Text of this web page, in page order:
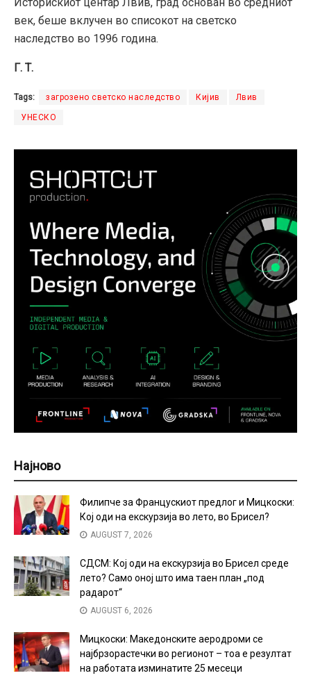
век, беше вклучен во списокот на светско
наследство во 1996 година.
Г. Т.
Tags: загрозено светско наследство Кијив Лвив
УНЕСКО
Најново
Филипче за Францускиот предлог и Мицкоски:
Кој оди на екскурзија во лето, во Брисел?
AUGUST 7, 2026
СДСМ: Кој оди на екскурзија во Брисел среде
лето? Само оној што има таен план „под
радарот“
AUGUST 6, 2026
Мицкоски: Македонските аеродроми се
најбрзорастечки во регионот – тоа е резултат
на работата изминатите 25 месеци